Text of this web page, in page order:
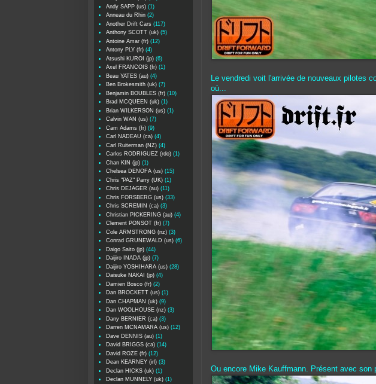
Le vendredi voit l'arrivée de nouveaux pilotes
où...
Ou encore Mike Kauffmann. Présent avec son
Andy SAPP (us) (1)
Anneau du Rhin (2)
Another Drift Cars (117)
Anthony SCOTT (uk) (5)
Antoine Amar (fr) (12)
Antony PLY (fr) (4)
Atsushi KUROI (jp) (6)
Axel FRANCOIS (fr) (1)
Beau YATES (au) (4)
Ben Brokesmith (uk) (7)
Benjamin BOUBLES (fr) (10)
Brad MCQUEEN (uk) (1)
Brian WILKERSON (us) (1)
Calvin WAN (us) (7)
Cam Adams (fr) (9)
Carl NADEAU (ca) (4)
Carl Ruiterman (NZ) (4)
Carlos RODRIGUEZ (rdo) (1)
Chan KIN (jp) (1)
Chelsea DENOFA (us) (15)
Chris "PAZ" Parry (UK) (1)
Chris DEJAGER (au) (11)
Chris FORSBERG (us) (33)
Chris SCREMIN (ca) (3)
Christian PICKERING (au) (4)
Clement PONSOT (fr) (7)
Cole ARMSTRONG (nz) (3)
Conrad GRUNEWALD (us) (6)
Daigo Saito (jp) (44)
Daijiro INADA (jp) (7)
Daijiro YOSHIHARA (us) (28)
Daisuke NAKAI (jp) (4)
Damien Bosco (fr) (2)
Dan BROCKETT (us) (1)
Dan CHAPMAN (uk) (9)
Dan WOOLHOUSE (nz) (3)
Dany BERNIER (ca) (3)
Darren MCNAMARA (us) (12)
Dave DENNIS (au) (1)
David BRIGGS (ca) (14)
David ROZE (fr) (12)
Dean KEARNEY (irl) (3)
Declan HICKS (uk) (1)
Declan MUNNELY (uk) (1)